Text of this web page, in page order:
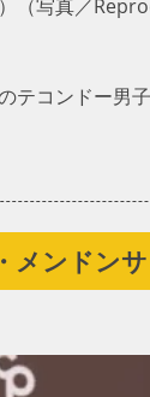
（写真／
コンドー男
メンドン